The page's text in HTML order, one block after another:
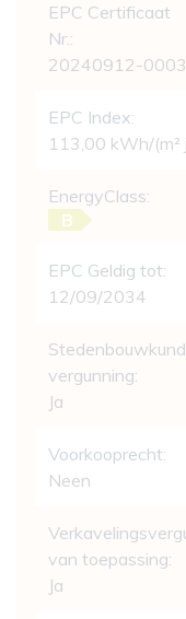
EPC Certificaat
Nr.:
20240912-
EPC Index:
113,00 kWh/(m²
EnergyClass:
B
EPC Geldig tot:
12/09/2034
vergunning:
Ja
Voorkooprecht:
Neen
van toepassing:
Ja